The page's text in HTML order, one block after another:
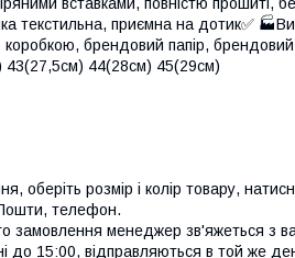
текстильна, приємна на дотик✅
брендовий папір, брендовий
44(28см) 45(29см)
оберіть розмір і колір товару,
телефон.
замовлення менеджер зв'яжеться з
до 15:00, відправляються в той же